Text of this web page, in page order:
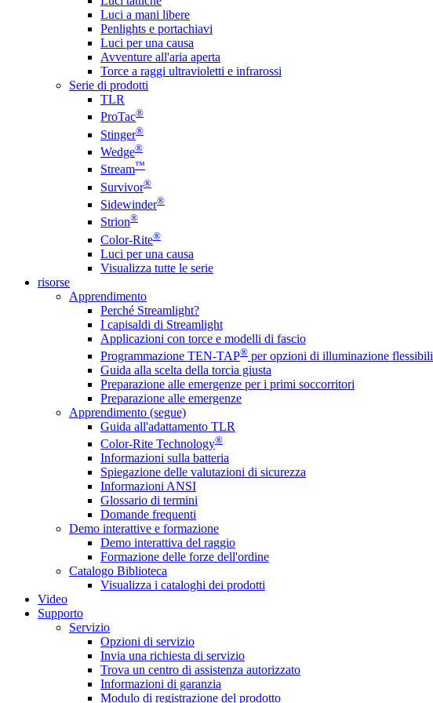
Luci a mani libere
Penlights e portachiavi
Luci per una causa
Avventure all'aria aperta
Torce a raggi ultravioletti e infrarossi
Serie di prodotti
TLR
ProTac®
Stinger®
Wedge®
Stream™
Survivor®
Sidewinder®
Strion®
Color-Rite®
Luci per una causa
Visualizza tutte le serie
risorse
Apprendimento
Perché Streamlight?
I capisaldi di Streamlight
Applicazioni con torce e modelli di fascio
Programmazione TEN-TAP® per opzioni di illuminazione flessibili
Guida alla scelta della torcia giusta
Preparazione alle emergenze per i primi soccorritori
Preparazione alle emergenze
Apprendimento (segue)
Guida all'adattamento TLR
Color-Rite Technology®
Informazioni sulla batteria
Spiegazione delle valutazioni di sicurezza
Informazioni ANSI
Glossario di termini
Domande frequenti
Demo interattive e formazione
Demo interattiva del raggio
Formazione delle forze dell'ordine
Catalogo Biblioteca
Visualizza i cataloghi dei prodotti
Video
Supporto
Servizio
Opzioni di servizio
Invia una richiesta di servizio
Trova un centro di assistenza autorizzato
Informazioni di garanzia
Modulo di registrazione del prodotto